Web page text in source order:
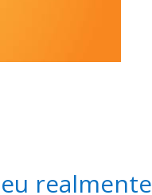
realmente